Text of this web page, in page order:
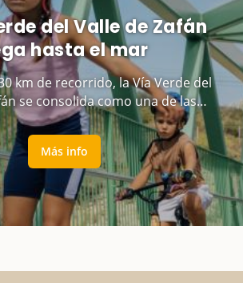
del Valle de Zafán
hasta el mar
km de recorrido, la Vía Verde del
se consolida como una de las
rutas familiares de Cataluña
Más info